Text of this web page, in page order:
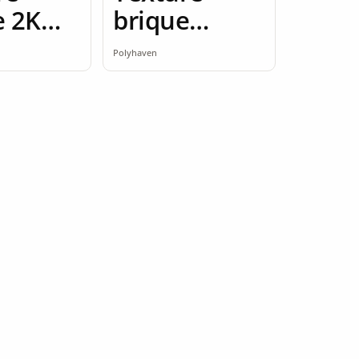
2K
brique
brique rouge
2K
Polyhaven